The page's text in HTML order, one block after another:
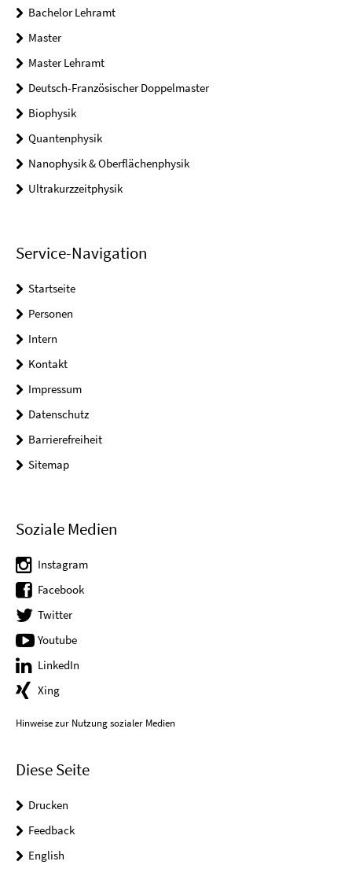
Bachelor Lehramt
Master
Master Lehramt
Deutsch-Französischer Doppelmaster
Biophysik
Quantenphysik
Nanophysik & Oberflächenphysik
Ultrakurzzeitphysik
Service-Navigation
Startseite
Personen
Intern
Kontakt
Impressum
Datenschutz
Barrierefreiheit
Sitemap
Soziale Medien
Instagram
Facebook
Twitter
Youtube
LinkedIn
Xing
Hinweise zur Nutzung sozialer Medien
Diese Seite
Drucken
Feedback
English